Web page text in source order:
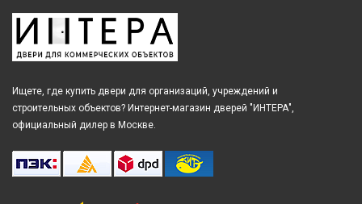
Ищете, где купить двери для организаций, учреждений и
строительных объектов? Интернет-магазин дверей "ИНТЕРА",
официальный дилер в Москве.